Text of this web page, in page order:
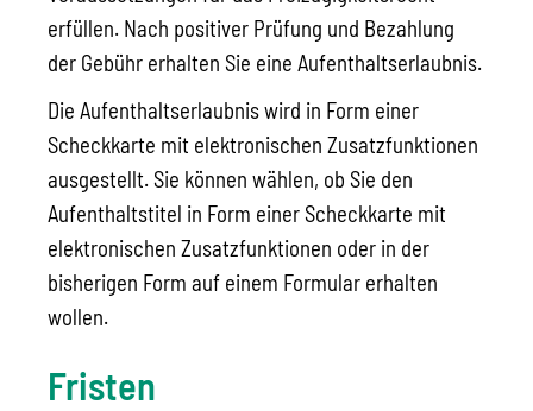
erfüllen. Nach positiver Prüfung und Bezahlung
der Gebühr erhalten Sie eine Aufenthaltserlaubnis.
Die Aufenthaltserlaubnis wird in Form einer
Scheckkarte mit elektronischen Zusatzfunktionen
ausgestellt. Sie können wählen, ob Sie den
Aufenthaltstitel in Form einer Scheckkarte mit
elektronischen Zusatzfunktionen oder in der
bisherigen Form auf einem Formular erhalten
wollen.
Fristen